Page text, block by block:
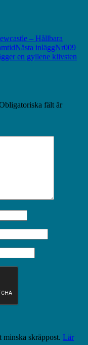
– Hållbara
Nästa inläggNr009
en gyllene klivsten
fält är
skräppost. Lär